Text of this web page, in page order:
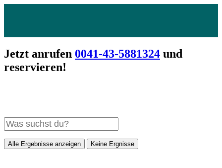
Jetzt anrufen 0041-43-5881324 und
reservieren!
Alle Ergebnisse anzeigen Keine Ergnisse